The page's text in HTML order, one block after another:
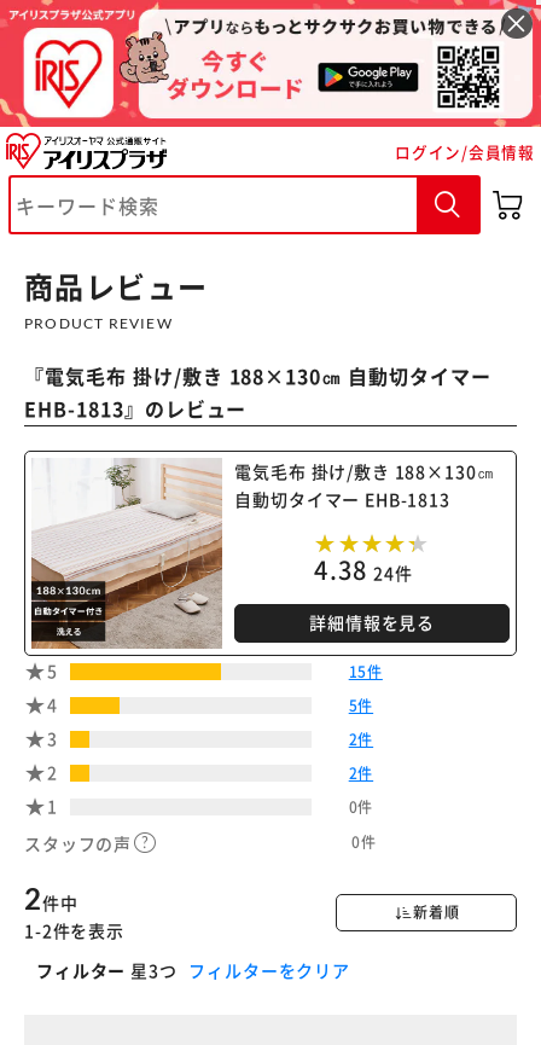
ログイン/会員情報
商品レビュー
PRODUCT REVIEW
『電気毛布 掛け/敷き 188×130㎝ 自動切タイマー
EHB-1813』のレビュー
電気毛布 掛け/敷き 188×130㎝
自動切タイマー EHB-1813
4.38 24件
詳細情報を見る
5 15件
4 5件
3 2件
2 2件
1 0件
スタッフの声 0件
新着順
2件中
1-2件を表示
フィルター 星3つ フィルターをクリア
※ご確認ください
カートに入れる 購入手続きへ